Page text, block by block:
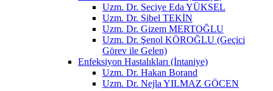
Uzm. Dr. Seciye Eda YÜKSEL
Uzm. Dr. Sibel TEKİN
Uzm. Dr. Gizem MERTOĞLU
Uzm. Dr. Şenol KÖROĞLU (Geçici
Görev ile Gelen)
Enfeksiyon Hastalıkları (İntaniye)
Uzm. Dr. Hakan Borand
Uzm. Dr. Nejla YILMAZ GÖCEN